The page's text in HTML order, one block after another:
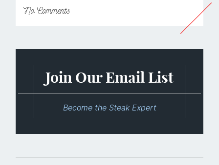
NoComments
Join Our Email List
Become the Steak Expert